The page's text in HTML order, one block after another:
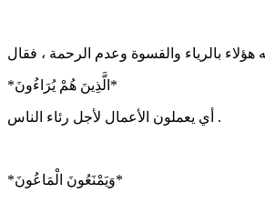
*الَّذِينَ هُمْ يُرَاءُونَ*
أي يعملون الأعمال لأجل رئاء الناس .
*وَيَمْنَعُونَ الْمَاعُونَ*